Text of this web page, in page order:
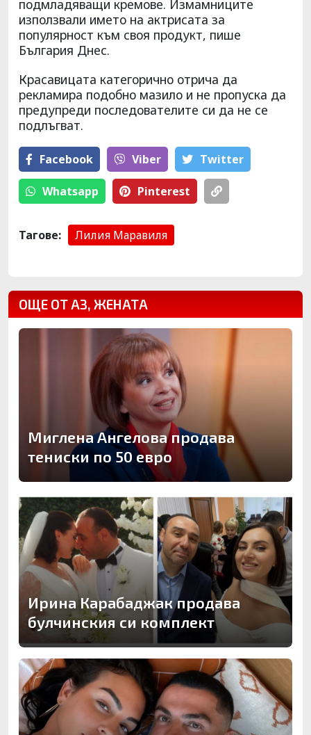
подмладяващи кремове. Измамниците
използвали името на актрисата за
популярност към своя продукт, пише
България Днес.
Красавицата категорично отрича да
рекламира подобно мазило и не пропуска да
предупреди последователите си да не се
подлъгват.
Facebook Viber Тwitter
Whatsapp Pinterest
Тагове: Лилия Маравиля
ОЩЕ ОТ АЗ, ЖЕНАТА
Миглена Ангелова продава
тениски по 50 евро
Ирина Карабаджак продава
булчинския си комплект